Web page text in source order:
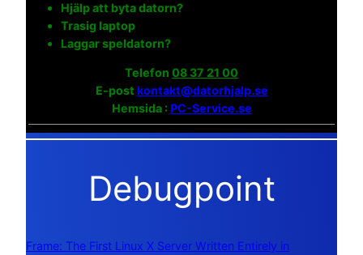
Hjälp att byta datorn?
Trasig laptop
Laggar speldatorn?
Telefon 08 37 21 00
E-post kontakt@datorhjalp.se
Hemsida : PC-Service.se
Debugpoint
Frame: The First Linux X Server Written Entirely in